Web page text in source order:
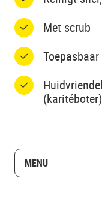
Met scrub
(karitéboter)
MENU